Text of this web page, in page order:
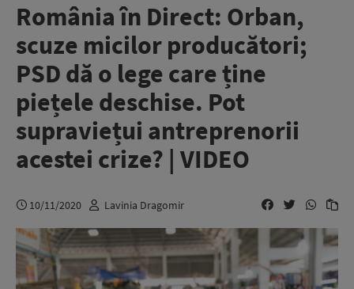
România în Direct: Orban,
scuze micilor producători;
PSD dă o lege care ține
piețele deschise. Pot
supraviețui antreprenorii
acestei crize? | VIDEO
10/11/2020 Lavinia Dragomir